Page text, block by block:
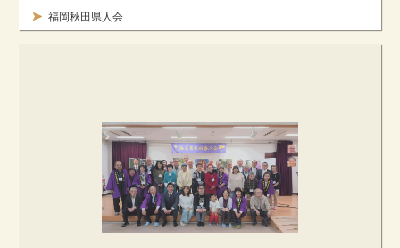
福岡秋田県人会